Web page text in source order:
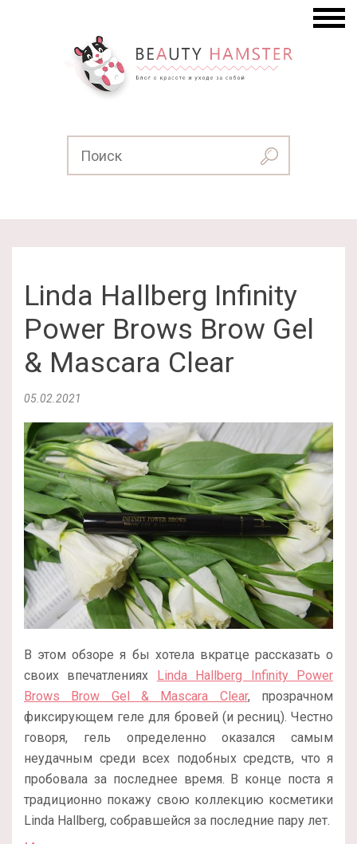
Linda Hallberg Infinity
Power Brows Brow Gel
& Mascara Clear
05.02.2021
В этом обзоре я бы хотела вкратце рассказать о
своих впечатлениях Linda Hallberg Infinity Power
Brows Brow Gel & Mascara Clear, прозрачном
фиксирующем геле для бровей (и ресниц). Честно
говоря, гель определенно оказался самым
неудачным среди всех подобных средств, что я
пробовала за последнее время. В конце поста я
традиционно покажу свою коллекцию косметики
Linda Hallberg, собравшейся за последние пару лет.